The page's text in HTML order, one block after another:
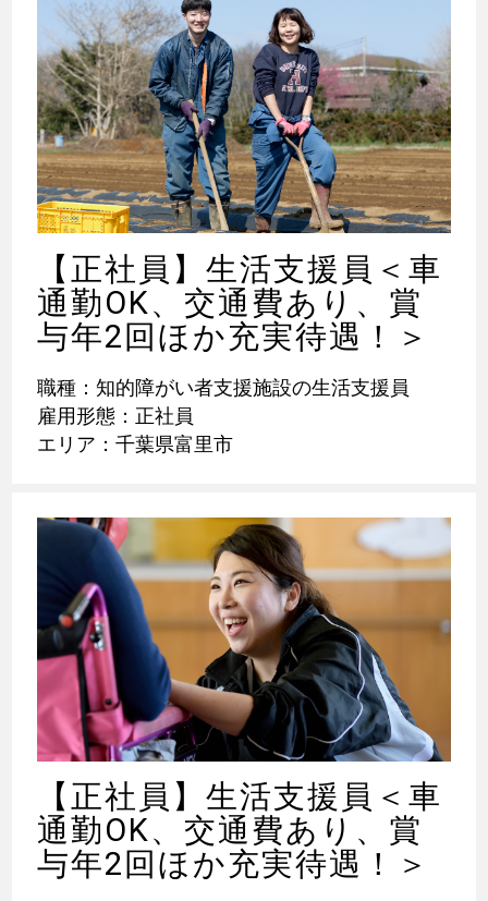
【正社員】生活支援員＜車
通勤OK、交通費あり、賞
与年2回ほか充実待遇！＞
職種：知的障がい者支援施設の生活支援員
雇用形態：正社員
エリア：千葉県富里市
【正社員】生活支援員＜車
通勤OK、交通費あり、賞
与年2回ほか充実待遇！＞